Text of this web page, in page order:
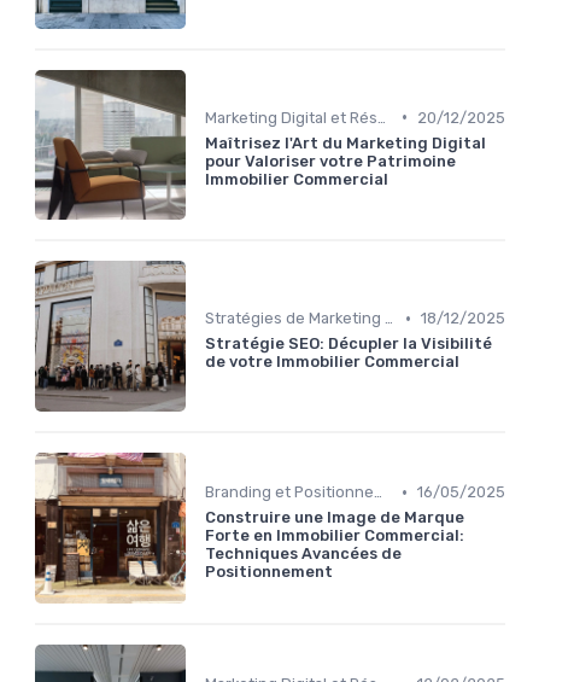
•
20/12/2025
Maîtrisez l'Art du Marketing Digital
pour Valoriser votre Patrimoine
Immobilier Commercial
Stratégies de Marketing Immobilier • 18/12/2025
Stratégie SEO: Décupler la Visibilité
de votre Immobilier Commercial
Branding et Positionnement de Biens • 16/05/2025
Construire une Image de Marque
Forte en Immobilier Commercial:
Techniques Avancées de
Positionnement